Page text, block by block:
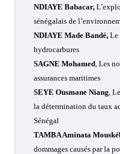
NDIAYE Babacar,
sénégalais de
NDIAYE Made Bandé, Le
hydrocarbures
SAGNE Mohamed, Les
assurances maritimes
SEYE Ousmane Niang,
la détermination du taux
Sénégal
TAMBA Aminata
dommages causés par la